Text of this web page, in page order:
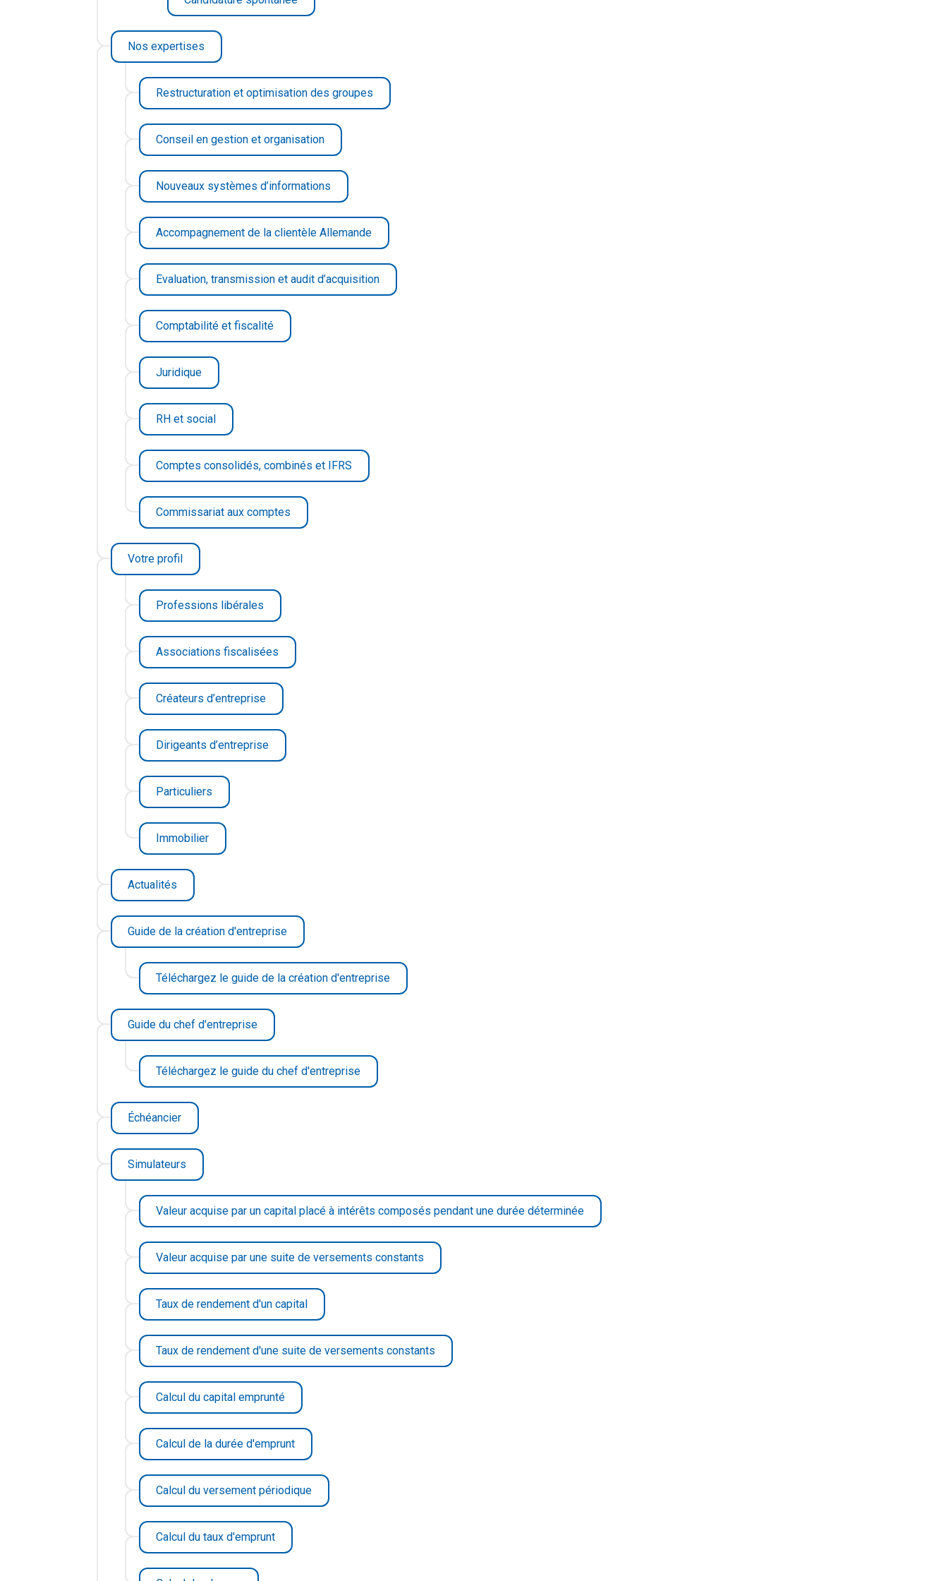
Nos expertises
Restructuration et optimisation des groupes
Conseil en gestion et organisation
Nouveaux systèmes d’informations
Accompagnement de la clientèle Allemande
Evaluation, transmission et audit d’acquisition
Comptabilité et fiscalité
Juridique
RH et social
Comptes consolidés, combinés et IFRS
Commissariat aux comptes
Votre profil
Professions libérales
Associations fiscalisées
Créateurs d’entreprise
Dirigeants d’entreprise
Particuliers
Immobilier
Actualités
Guide de la création d'entreprise
Téléchargez le guide de la création d'entreprise
Guide du chef d'entreprise
Téléchargez le guide du chef d'entreprise
Échéancier
Simulateurs
Valeur acquise par un capital placé à intérêts composés pendant une durée déterminée
Valeur acquise par une suite de versements constants
Taux de rendement d'un capital
Taux de rendement d'une suite de versements constants
Calcul du capital emprunté
Calcul de la durée d'emprunt
Calcul du versement périodique
Calcul du taux d'emprunt